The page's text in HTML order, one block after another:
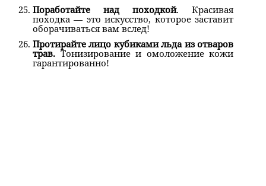
Поработайте над походкой. Красивая
походка — это искусство, которое заставит
оборачиваться вам вслед!
Протирайте лицо кубиками льда из отваров
трав. Тонизирование и омоложение кожи
гарантированно!